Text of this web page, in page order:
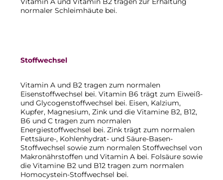
normaler Schleimhäute bei.
Stoffwechsel
Vitamin A und B2 tragen zum normalen
Eisenstoffwechsel bei. Vitamin B6 trägt zum Eiweiß-
und Glycogenstoffwechsel bei. Eisen, Kalzium,
Kupfer, Magnesium, Zink und die Vitamine B2, B12,
B6 und C tragen zum normalen
Energiestoffwechsel bei. Zink trägt zum normalen
Fettsäure-, Kohlenhydrat- und Säure-Basen-
Stoffwechsel sowie zum normalen Stoffwechsel von
Makronährstoffen und Vitamin A bei. Folsäure sowie
die Vitamine B2 und B12 tragen zum normalen
Homocystein-Stoffwechsel bei.